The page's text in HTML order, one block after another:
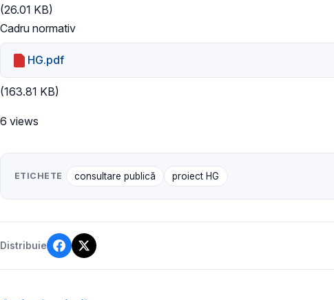
(26.01 KB)
Cadru normativ
HG.pdf
(163.81 KB)
6 views
ETICHETE consultare publică proiect HG
Distribuie